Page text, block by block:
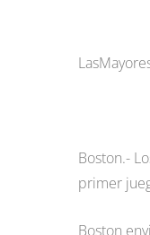
Boston.-
primer
Boston